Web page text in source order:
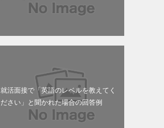
就活面接で「英語のレベルを教えてく
ださい」と聞かれた場合の回答例